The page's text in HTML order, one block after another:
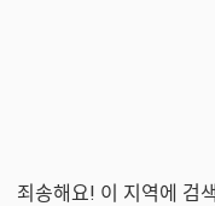
죄송해요! 이 지역에 검